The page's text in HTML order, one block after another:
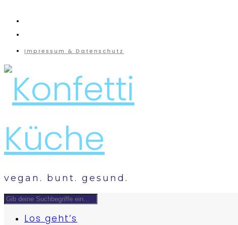
Impressum & Datenschutz
vegan. bunt. gesund.
Los geht’s